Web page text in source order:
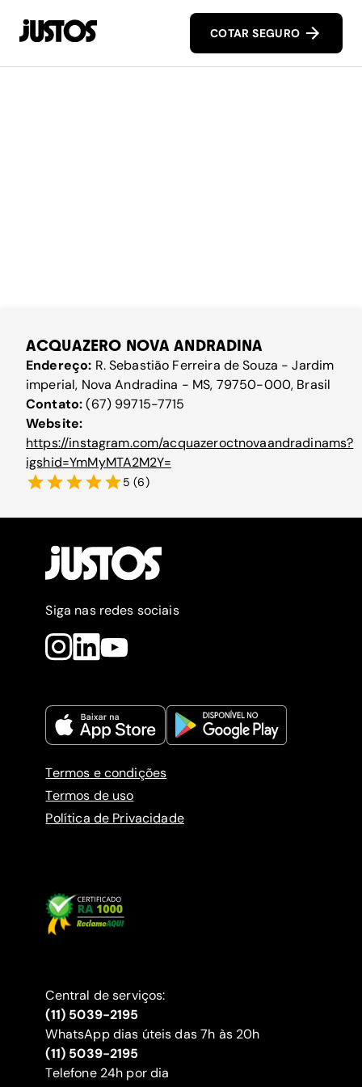
COTAR SEGURO
ACQUAZERO NOVA ANDRADINA
Endereço: R. Sebastião Ferreira de Souza - Jardim
imperial, Nova Andradina - MS, 79750-000, Brasil
Contato:(67) 99715-7715
Website:
https://instagram.com/acquazeroctnovaandradinams?
igshid=YmMyMTA2M2Y=
5 (6)
Siga nas redes sociais
Termos e condições
Termos de uso
Política de Privacidade
Central de serviços:
(11) 5039-2195
WhatsApp dias úteis das 7h às 20h
(11) 5039-2195
‍Telefone 24h por dia